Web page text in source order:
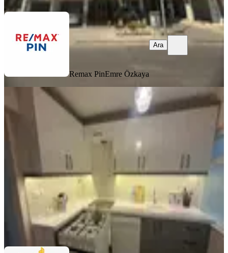
Remax PinEmre Özkaya
Ara
Yedieylül Mah. Full Eşyalı 3+1
Eşyaları Yeni, Doğalgazlı 1. Kat
Efeler, Yedi Eylül Mahallesi
Yüksek giriş
26.000 ₺
ERAY GİDER GAYRİMENKULEray Gider